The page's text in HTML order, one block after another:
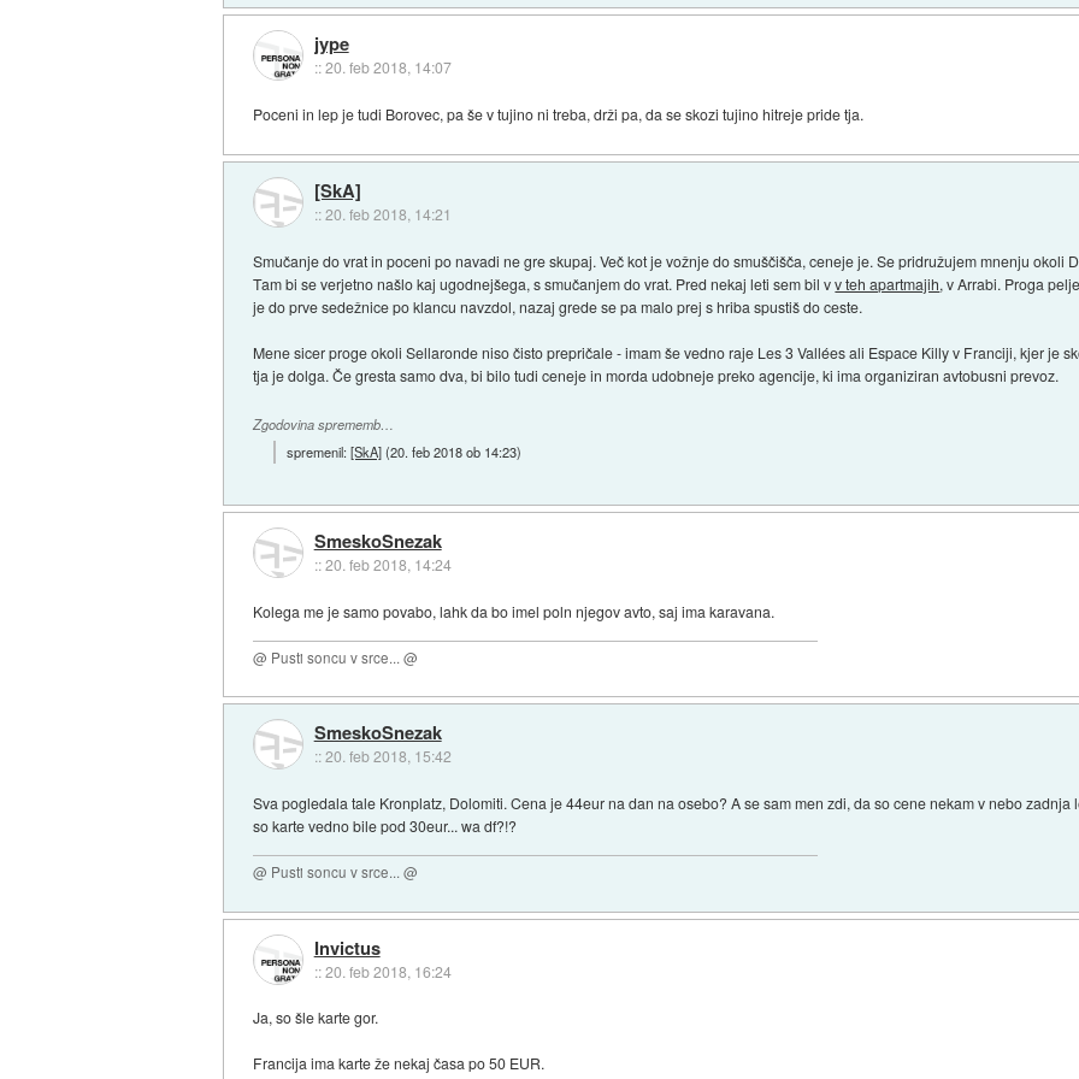
jype
::20. feb 2018, 14:07
Poceni in lep je tudi Borovec, pa še v tujino ni treba, drži pa, da se skozi tujino hitreje pride tja.
[SkA]
::20. feb 2018, 14:21
Smučanje do vrat in poceni po navadi ne gre skupaj. Več kot je vožnje do smuščišča, ceneje je. Se pridružujem mnenju okoli
Tam bi se verjetno našlo kaj ugodnejšega, s smučanjem do vrat. Pred nekaj leti sem bil vv teh apartmajih, v Arrabi. Proga
je do prve sedežnice po klancu navzdol, nazaj grede se pa malo prej s hriba spustiš do ceste.
Mene sicer proge okoli Sellaronde niso čisto prepričale - imam še vedno raje Les 3 Vallées ali Espace Killy v Franciji, kjer je
tja je dolga. Če gresta samo dva, bi bilo tudi ceneje in morda udobneje preko agencije, ki ima organiziran avtobusni prevoz.
Zgodovina sprememb…
spremenil:[SkA](20. feb 2018 ob 14:23)
SmeskoSnezak
::20. feb 2018, 14:24
Kolega me je samo povabo, lahk da bo imel poln njegov avto, saj ima karavana.
@ Pusti soncu v srce... @
SmeskoSnezak
::20. feb 2018, 15:42
Sva pogledala tale Kronplatz, Dolomiti. Cena je 44eur na dan na osebo? A se sam men zdi, da so cene nekam v nebo
so karte vedno bile pod 30eur... wa df?!?
@ Pusti soncu v srce... @
Invictus
::20. feb 2018, 16:24
Ja, so šle karte gor.
Francija ima karte že nekaj časa po 50 EUR.